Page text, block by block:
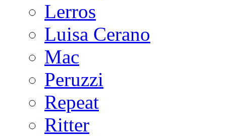
Lerros
Luisa Cerano
Mac
Peruzzi
Repeat
Ritter